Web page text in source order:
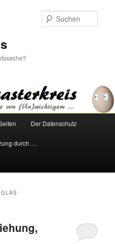
Der Datenschutz
durch …